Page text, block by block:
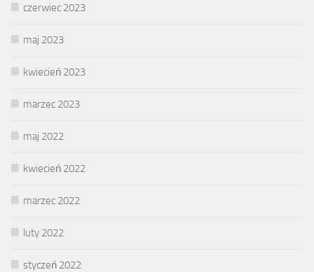
czerwiec 2023
maj 2023
kwiecień 2023
marzec 2023
maj 2022
kwiecień 2022
marzec 2022
luty 2022
styczeń 2022